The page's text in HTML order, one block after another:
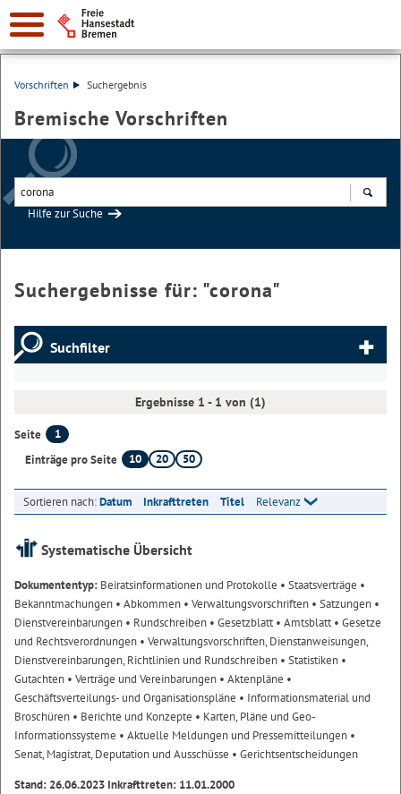
Vorschriften Suchergebnis
Bremische Vorschriften
Hilfe zur Suche
Suchergebnisse für: "corona"
Suchfilter
Ergebnisse 1 - 1 von (1)
Seite
1
Einträge pro Seite
10 20 50
Sortieren nach:Datum Inkrafttreten Titel Relevanz
Systematische Übersicht
Dokumententyp: Beiratsinformationen und Protokolle • Staatsverträge •
Bekanntmachungen • Abkommen • Verwaltungsvorschriften • Satzungen •
Dienstvereinbarungen • Rundschreiben • Gesetzblatt• Amtsblatt• Gesetze
und Rechtsverordnungen • Verwaltungsvorschriften, Dienstanweisungen,
Dienstvereinbarungen, Richtlinien und Rundschreiben • Statistiken •
Gutachten • Verträge und Vereinbarungen • Aktenpläne •
Geschäftsverteilungs- und Organisationspläne • Informationsmaterial und
Broschüren • Berichte und Konzepte • Karten, Pläne und Geo-
Informationssysteme • Aktuelle Meldungen und Pressemitteilungen •
Senat, Magistrat, Deputation und Ausschüsse • Gerichtsentscheidungen
Stand: 26.06.2023 Inkrafttreten: 11.01.2000